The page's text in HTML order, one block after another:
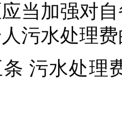
当加强对
污水处理
污水处理